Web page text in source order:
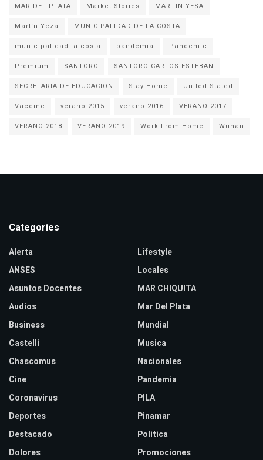
MAR DEL PLATA
Market Stories
MARTIN YESA
Martín Yeza
MUNICIPALIDAD DE LA COSTA
municipalidad la costa
pandemia
Pandemic
Premium
SANTORO
SANTORO CARLOS ESTEBAN
SECRETARIA DE EDUCACION
Stay Home
United Stated
Vaccine
verano 2015 verano 2016
VERANO 2017
VERANO 2018
VERANO 2019 Work From Home Wuhan
Categories
Alerta
ANSES
Asuntos Docentes
Audios
Business
Castelli
Chascomus
Cine
Coronavirus
Deportes
Destacado
Dolores
Lifestyle
Locales
MAR CHIQUITA
Mar Del Plata
Mundial
Musica
Nacionales
Pandemia
PILA
Pinamar
Politica
Promociones